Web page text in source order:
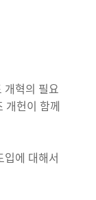
개혁의 필요
개헌이 함께
에 대해서